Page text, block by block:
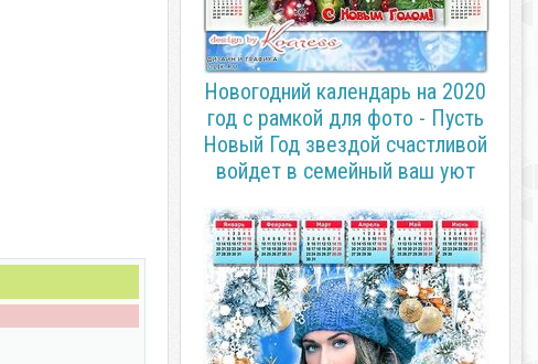
Новогодний календарь на 2020
год с рамкой для фото - Пусть
Новый Год звездой счастливой
войдет в семейный ваш уют